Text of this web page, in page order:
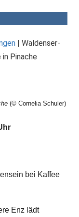
IN| Waldenser-
Pinache
(© Cornelia Schuler)
bei Kaffee
Enz lädt